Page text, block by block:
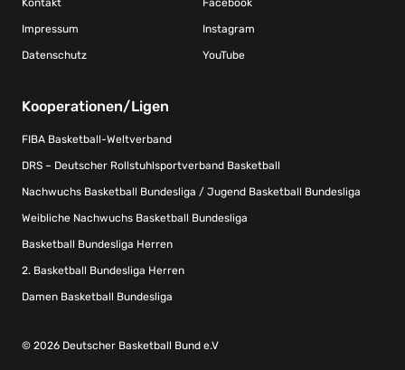
Kontakt
Impressum
Datenschutz
Facebook
Instagram
YouTube
Kooperationen/Ligen
FIBA Basketball-Weltverband
DRS – Deutscher Rollstuhlsportverband Basketball
Nachwuchs Basketball Bundesliga / Jugend Basketball Bundesliga
Weibliche Nachwuchs Basketball Bundesliga
Basketball Bundesliga Herren
2. Basketball Bundesliga Herren
Damen Basketball Bundesliga
© 2026 Deutscher Basketball Bund e.V